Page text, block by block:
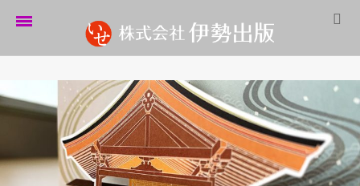
伊勢出版だより
制作実績